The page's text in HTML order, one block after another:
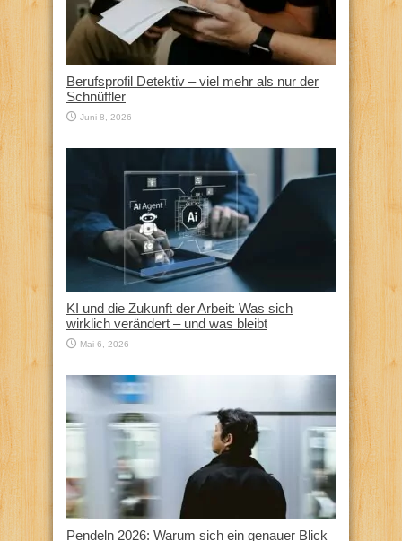
Berufsprofil Detektiv – viel mehr als nur der
Schnüffler
Juni 8, 2026
KI und die Zukunft der Arbeit: Was sich
wirklich verändert – und was bleibt
Mai 6, 2026
Pendeln 2026: Warum sich ein genauer Blick